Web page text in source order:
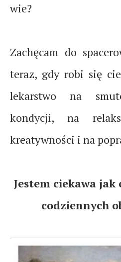
wie?
Zachęcam do
teraz, gdy robi się
lekarstwo na
kondycji, na
kreatywności i na
Jestem ciekawa jak
codziennych